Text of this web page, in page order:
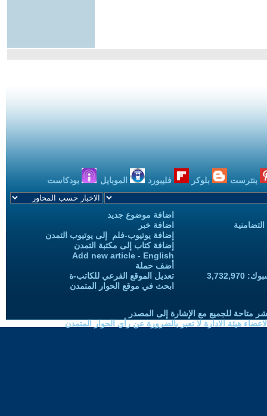
بنترست بلوكر فليبورد الموبايل بودكاست
اضافة موضوع جديد
اضافة خبر
إضافة يوتيوب-فلم إلى يوتيوب التمدن
إضافة كتاب إلى مكتبة التمدن
Add new article - English
أضف حملة
تعديل الموقع الفرعي للكاتب-ة
ابحث في موقع الحوار المتمدن
متاحة للجميع مع الإشارة إلى المصدر
هيئة الادارة لا تعبر بالضرورة عن رأي الحوار المتمدن